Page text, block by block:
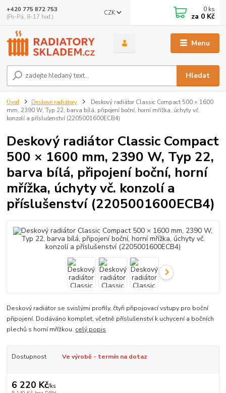
Menu
CZK
Hledat
+420 775 872 753
(Po-Pá, 8-17 hod.)
0 ks
za 0 Kč
Úvod Deskové radiátory
Deskový radiátor Classic Compact 500 × 1600
mm, 2390 W, Typ 22, barva bílá, připojení boční, horní mřížka, úchyty vč.
konzolí a příslušenství (2205001600ECB4)
Deskový radiátor Classic Compact
500 × 1600 mm, 2390 W, Typ 22,
barva bílá, připojení boční, horní
mřížka, úchyty vč. konzolí a
příslušenství (2205001600ECB4)
Deskový radiátor se svislými profily, čtyři připojovací vstupy pro boční
připojení. Dodáváno komplet, včetně příslušenství k uchycení a bočních
plechů s horní mřížkou. celý popis
Dostupnost Ve výrobě - termín na dotaz
6 220 Kč/ks